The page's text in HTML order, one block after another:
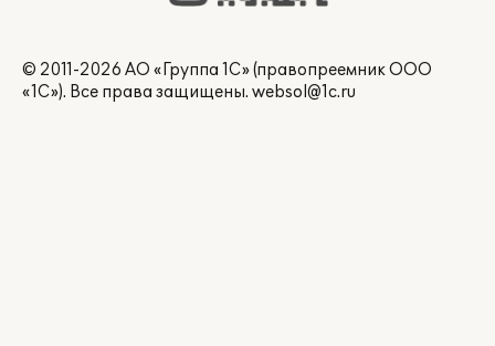
© 2011-2026 АО «Группа 1С» (правопреемник ООО
«1С»). Все права защищены. websol@1c.ru